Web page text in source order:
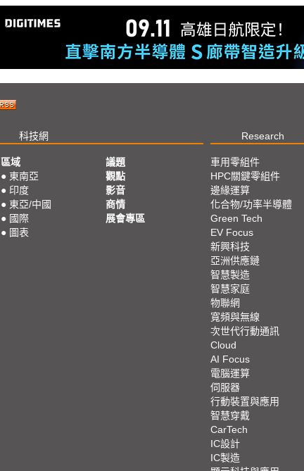
科技網 Research
區域
● 東南亞
● 印度
● 東亞/中國
● 國際
● 圖表
議題
觀點
影音
商情
展會專區
車用零組件
HPC關鍵零組件
邊緣運算
化合物/功率半導體
Green Tech
EV Focus
新興科技
亞洲供應鏈
智慧製造
智慧家庭
物聯網
寬頻與無線
次世代行動通訊
Cloud
AI Focus
電腦運算
伺服器
行動裝置與應用
智慧穿戴
CarTech
IC設計
IC製造